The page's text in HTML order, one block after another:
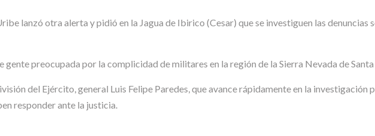
lanzó otra alerta y pidió en la Jagua de Ibirico (Cesar) que se investiguen las denuncias
preocupada por la complicidad de militares en la región de la Sierra Nevada de
del Ejército, general Luis Felipe Paredes, que avance rápidamente en la investigación
responder ante la justicia.